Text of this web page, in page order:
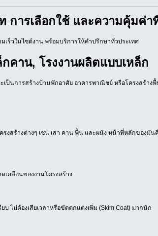
การเลือกใช้ และความคุ้มค่
ร็วในไซต์งาน พร้อมบริการให้คำปรึกษาทั่วประเทศ
คาน, โรงงานผลิตแบบเหล็ก
ป็นการสร้างบ้านพักอาศัย อาคารพาณิชย์ หรือโครงส
สร้างต่างๆ เช่น เสา คาน พื้น และผนัง หน้าที่หลักของมั
เคลื่อนของงานโครงสร้าง
ไม่ต้องเสียเวลาหรือขัดตกแต่งเพิ่ม (Skim Coat) มากนัก